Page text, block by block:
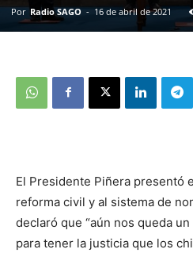
Por Radio SAGO - 16 de abril de 2021
El Presidente Piñera presentó
reforma civil y al sistema de
declaró que “aún nos queda
para tener la justicia que los